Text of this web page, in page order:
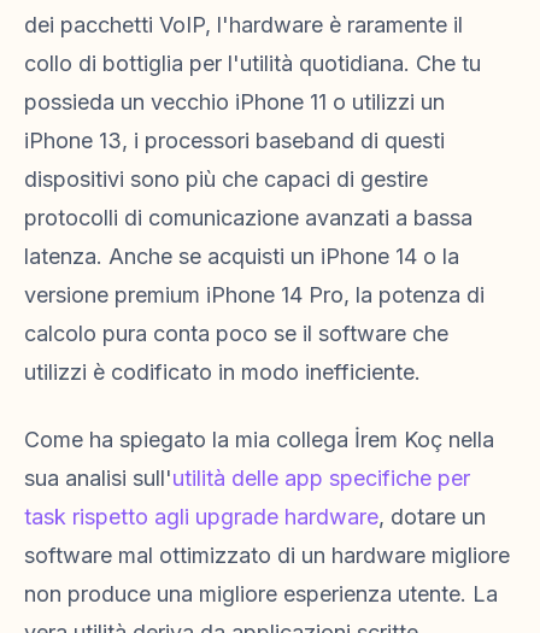
dei pacchetti VoIP, l'hardware è raramente il
collo di bottiglia per l'utilità quotidiana. Che tu
possieda un vecchio iPhone 11 o utilizzi un
iPhone 13, i processori baseband di questi
dispositivi sono più che capaci di gestire
protocolli di comunicazione avanzati a bassa
latenza. Anche se acquisti un iPhone 14 o la
versione premium iPhone 14 Pro, la potenza di
calcolo pura conta poco se il software che
utilizzi è codificato in modo inefficiente.
Come ha spiegato la mia collega İrem Koç nella
sua analisi sull'utilità delle app specifiche per
task rispetto agli upgrade hardware, dotare un
software mal ottimizzato di un hardware migliore
non produce una migliore esperienza utente. La